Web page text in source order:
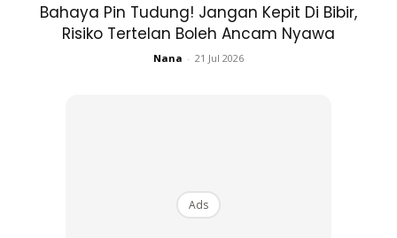
Bahaya Pin Tudung! Jangan Kepit Di Bibir,
Risiko Tertelan Boleh Ancam Nyawa
Nana - 21 Jul 2026
Ads